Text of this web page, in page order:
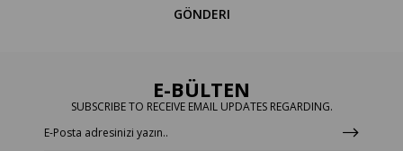
GÖNDERI
E-BÜLTEN
SUBSCRIBE TO RECEIVE EMAIL UPDATES REGARDING.